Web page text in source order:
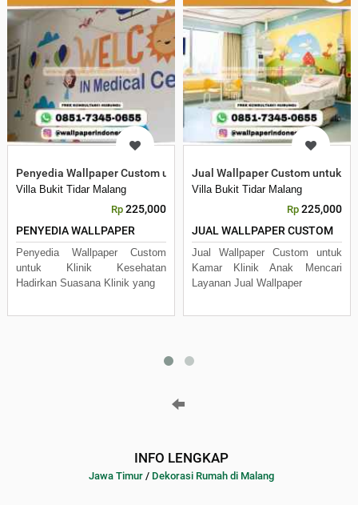
Penyedia Wallpaper Custom untuk Klinik Kesehatan
Villa Bukit Tidar Malang
Rp 225,000
PENYEDIA WALLPAPER
Penyedia Wallpaper Custom
untuk Klinik Kesehatan
Hadirkan Suasana Klinik yang
Jual Wallpaper Custom untuk
Villa Bukit Tidar Malang
Rp 225,000
JUAL WALLPAPER CUSTOM
Jual Wallpaper Custom untuk
Kamar Klinik Anak Mencari
Layanan Jual Wallpaper
INFO LENGKAP
Jawa Timur / Dekorasi Rumah di Malang